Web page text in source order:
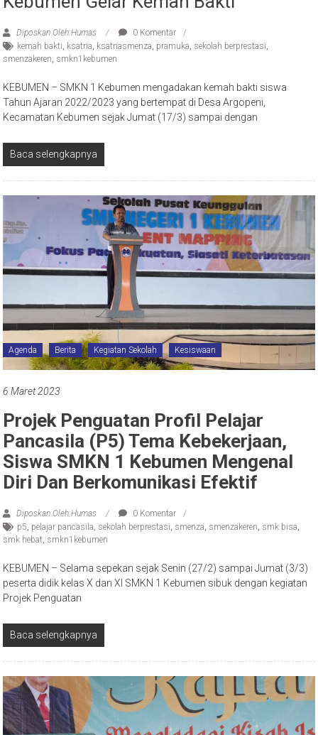
Diposkan Oleh:Humas
0 Komentar
kemah bakti, ksatria, ksatriasmenza, pramuka, sekolah berprestasi,
smenzakeren, smkn1kebumen
KEBUMEN – SMKN 1 Kebumen mengadakan kemah bakti siswa
Tahun Ajaran 2022/2023 yang bertempat di Desa Argopeni,
Kecamatan Kebumen sejak Jumat (17/3) sampai dengan
Baca selengkapnya
Agenda Berita Kegiatan Sekolah Kesiswaan
6 Maret 2023
Projek Penguatan Profil Pelajar
Pancasila (P5) Tema Kebekerjaan,
Siswa SMKN 1 Kebumen Mengenal
Diri Dan Berkomunikasi Efektif
Diposkan Oleh:Humas
0 Komentar
p5 pelajar pancasila sekolah berprestasi smenza smenzakeren smk bisa
smk hebat smkn1kebumen
KEBUMEN – Selama sepekan sejak Senin (27/2) sampai Jumat (3/3)
peserta didik kelas X dan XI SMKN 1 Kebumen sibuk dengan kegiatan
Projek Penguatan
Baca selengkapnya